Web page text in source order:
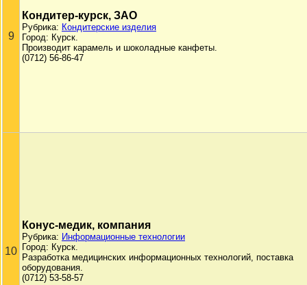
9
Кондитер-курск, ЗАО
Рубрика: Кондитерские изделия
Город: Курск.
Производит карамель и шоколадные канфеты.
(0712) 56-86-47
10
Конус-медик, компания
Рубрика: Информационные технологии
Город: Курск.
Разработка медицинских информационных технологий, поставка
оборудования.
(0712) 53-58-57